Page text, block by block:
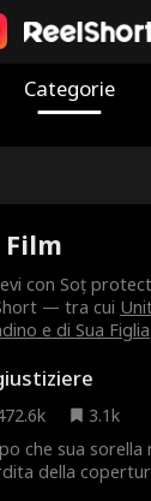
Categorie
con Soț
— tra cui
e di Sua Figlia
3.1k
che sua sorella
della